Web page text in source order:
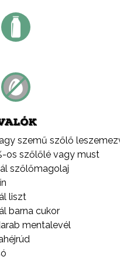
szemű szőlő
os szőlőlé vagy must
szőlőmagolaj
liszt
barna cukor
mentalevél